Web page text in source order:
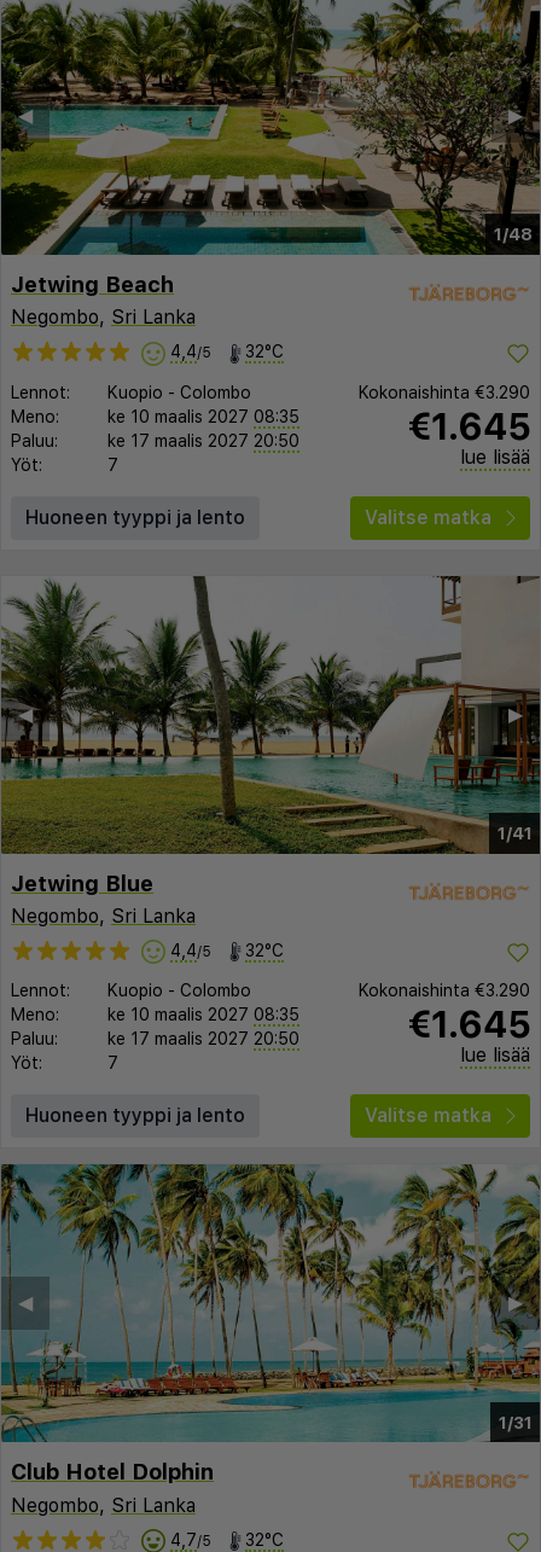
1/48
▶︎
◀︎
Jetwing Beach
Negombo, Sri Lanka
4,4/5 32°C
Lennot: Kuopio - Colombo
Meno:
ke 10 maalis 2027 08:35
Paluu:
ke 17 maalis 2027 20:50
Yöt:
7
Kokonaishinta €3.290
€1.645
lue lisää
Huoneen tyyppi ja lento Valitse matka
1/41
▶︎
◀︎
Jetwing Blue
Negombo, Sri Lanka
4,4/5 32°C
Lennot: Kuopio - Colombo
Meno:
ke 10 maalis 2027 08:35
Paluu:
ke 17 maalis 2027 20:50
Yöt:
7
Kokonaishinta €3.290
€1.645
lue lisää
Huoneen tyyppi ja lento Valitse matka
1/31
▶︎
◀︎
Club Hotel Dolphin
Negombo, Sri Lanka
4,7/5 32°C